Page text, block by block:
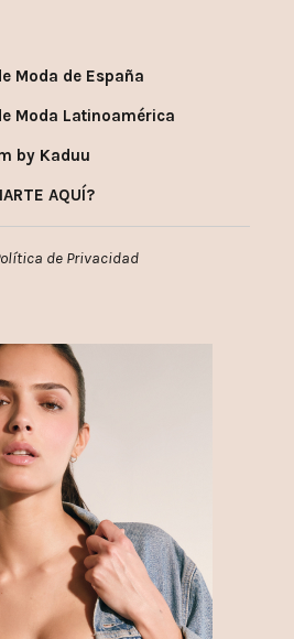
Moda de España
Moda Latinoamérica
by Kaduu
AQUÍ?
de Privacidad